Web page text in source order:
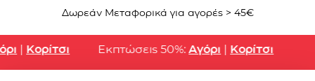
Μετάβαση στο περιεχόμενο
Δωρεάν Μεταφορικά για αγορές > 45€
|Κορίτσι Εκπτώσεις 50%:Αγόρι|Κορίτσι